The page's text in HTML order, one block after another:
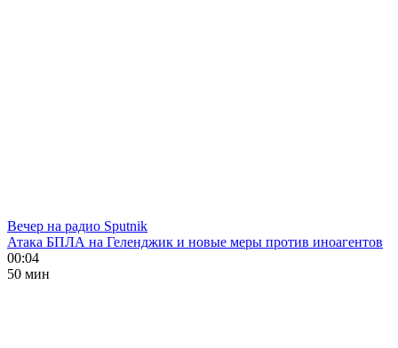
Вечер на радио Sputnik
Атака БПЛА на Геленджик и новые меры против иноагентов
00:04
50 мин